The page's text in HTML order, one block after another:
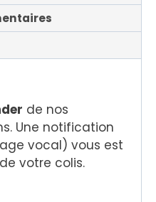
de nos
Une notification
vocal) vous est
votre colis.